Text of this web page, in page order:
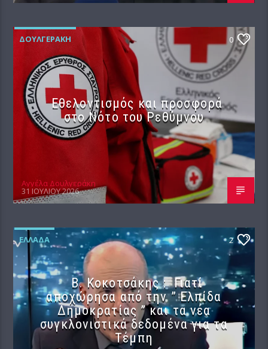
ΔΟΥΛΓΕΡΆΚΗ 0
Εθελοντισμός και προσφορά
στο Νότο του Ρεθύμνου
Αγγέλα Δουλγεράκη
31 ΙΟΥΛΊΟΥ 2026
ΕΛΛΆΔΑ 2
Β. Κοκοτσάκης : Γιατί
αποχώρησα από την ” Ελπίδα
Δημοκρατίας ” και τα νέα
συγκλονιστικά δεδομένα για τα
Τέμπη